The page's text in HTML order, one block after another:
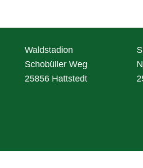
Waldstadion
Schobüller Weg
25856 Hattstedt